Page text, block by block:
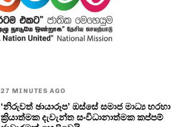
27 MINUTES AGO
‘නිරුවත් ඡායාරූප’ ඔස්සේ සමාජ මාධ්‍ය හරහා
ක්‍රියාත්මක දැවැන්ත සංවිධානාත්මක කප්පම්